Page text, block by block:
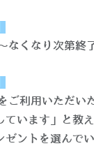
なくなり次第終
ご利用いただい
ています」と教
ゼントを選んで